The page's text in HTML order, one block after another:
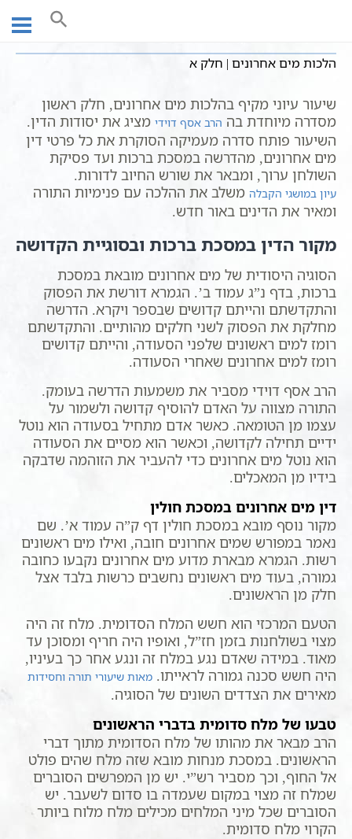
הלכות ברכות
הלכות מים אחרונים | חלק א
שיעור עיוני מקיף בהלכות מים אחרונים, חלק ראשון
מסדרה מיוחדת בה הרב אסף דוידי מציג את יסודות הדין.
השיעור פותח סדרה מעמיקה הסוקרת את כל פרטי דין
מים אחרונים, מהדרשה במסכת ברכות ועד פסיקת
השולחן ערוך, ומבאר את שורש החיוב לדורות.
עיון במושגי הקבלה משלב את ההלכה עם פנימיות התורה
ומאיר את הדינים באור חדש.
מקור הדין במסכת ברכות ובסוגיית הקדושה
הסוגיה היסודית של מים אחרונים מובאת במסכת
ברכות, בדף נ”ג עמוד ב’. הגמרא דורשת את הפסוק
והתקדשתם והייתם קדושים שבספר ויקרא. הדרשה
מחלקת את הפסוק לשני חלקים מהותיים. והתקדשתם
רומז למים ראשונים שלפני הסעודה, והייתם קדושים
רומז למים אחרונים שאחרי הסעודה.
הרב אסף דוידי מסביר את משמעות הדרשה בעומק.
התורה מצווה על האדם להוסיף קדושה ולשמור על
עצמו מן הטומאה. כאשר אדם מתחיל בסעודה הוא נוטל
ידיים תחילה לקדושה, וכאשר הוא מסיים את הסעודה
הוא נוטל מים אחרונים כדי להעביר את הזוהמה שדבקה
בידיו מן המאכלים.
דין מים אחרונים במסכת חולין
מקור נוסף מובא במסכת חולין דף ק”ה עמוד א’. שם
נאמר במפורש שמים אחרונים חובה, ואילו מים ראשונים
רשות. הגמרא מבארת מדוע מים אחרונים נקבעו כחובה
גמורה, בעוד מים ראשונים נחשבים כרשות בלבד אצל
חלק מן הראשונים.
הטעם המרכזי הוא חשש המלח הסדומית. מלח זה היה
מצוי בשולחנות בזמן חז”ל, ואופיו היה חריף ומסוכן עד
מאוד. במידה שאדם נגע במלח זה ונגע אחר כך בעיניו,
היה חשש סכנה גמורה לראייתו. מאות שיעורי תורה וחסידות
מאירים את הצדדים השונים של הסוגיה.
טבעו של מלח סדומית בדברי הראשונים
הרב מבאר את מהותו של מלח הסדומית מתוך דברי
הראשונים. במסכת מנחות מובא שזה מלח שהים פולט
אל החוף, וכך מסביר רש”י. יש מן המפרשים הסוברים
שמלח זה מצוי במקום שעמדה בו סדום לשעבר. יש
הסוברים שכל מיני המלחים מכילים מלח מלוח ביותר
הקרוי מלח סדומית.